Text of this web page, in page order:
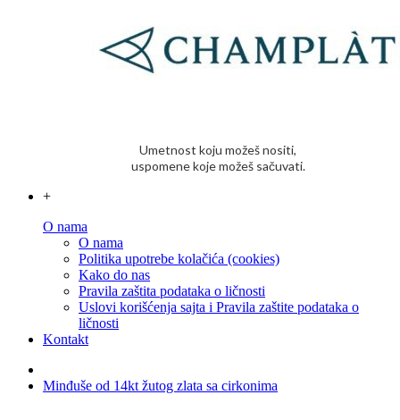
Umetnost koju možeš nositi,
uspomene koje možeš sačuvati.
+
O nama
O nama
Politika upotrebe kolačića (cookies)
Kako do nas
Pravila zaštita podataka o ličnosti
Uslovi korišćenja sajta i Pravila zaštite podataka o
ličnosti
Kontakt
Minđuše od 14kt žutog zlata sa cirkonima